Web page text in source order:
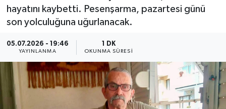
hayatını kaybetti. Pesenşarma, pazartesi günü
son yolculuğuna uğurlanacak.
05.07.2026 - 19:46
YAYINLANMA
1 DK
OKUNMA SÜRESI
Resmi İlan
Siyaset
Spor
Son Dakika Haberleri
Haber Arşivi